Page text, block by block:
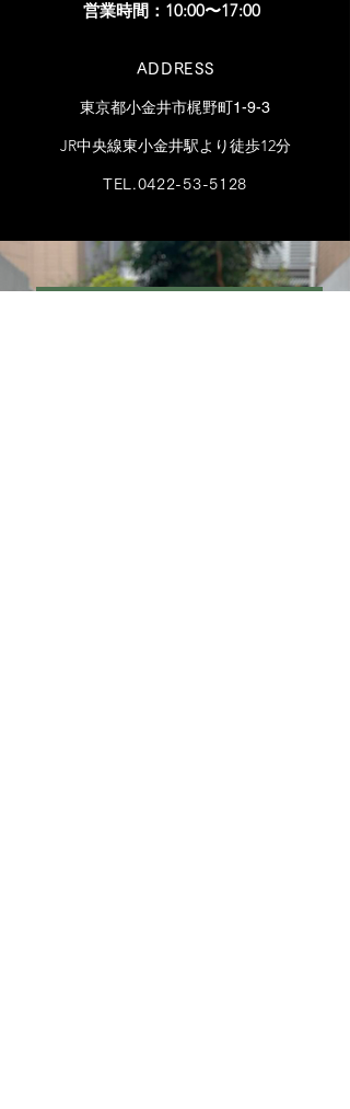
営業時間：10:00〜17:00
ADDRESS
東京都小金井市梶野町1-9-3
JR中央線東小金井駅より徒歩12分
TEL.0422-53-5128